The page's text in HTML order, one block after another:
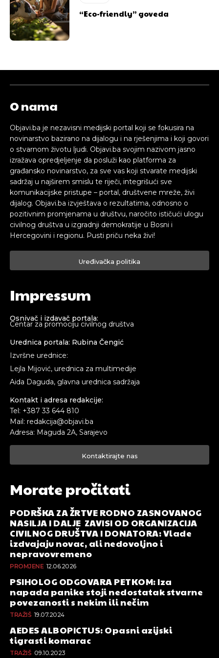
“Eco-friendly” goveda
O nama
Objavi.ba je nezavisni medijski portal koji se fokusira na
novinarstvo bazirano na dijalogu i na rješenjima i koji govori
o stvarnom životu ljudi. Objavi.ba svojim nazivom jasno
izražava opredjeljenje da posluži kao platforma za
građansko novinarstvo, za sve vas koji stvarate medijski
sadržaj u najširem smislu te riječi, integrišući sve
komunikacijske pristupe – portal, društvene mreže, živi
dijalog. Objavi.ba izvještava o rezultatima, odnosno o
pozitivnim promjenama u društvu, naročito ističući ulogu
civilnog društva u izgradnji demokratije u Bosni i
Hercegovini i regionu. Pusti priču neka živi!
Uređivačka politika
Impressum
Osnivač i izdavač portala:
Centar za promociju civilnog društva
Urednica portala: Rubina Čengić
Izvršne urednice:
Lejla Mijović, urednica za multimedije
Aida Daguda, glavna urednica sadržaja
Kontakt i adresa redakcije:
Tel: +387 33 644 810
Mail: redakcija@objavi.ba
Adresa: Maguda 2A, Sarajevo
Kontaktirajte nas
Morate pročitati
PODRŠKA ZA ŽRTVE RODNO ZASNOVANOG
NASILJA I DALJE ZAVISI OD ORGANIZACIJA
CIVILNOG DRUŠTVA I DONATORA: Vlade
izdvajaju novac, ali nedovoljno i
nepravovremeno
PROMJENE 12.06.2026
PSIHOLOG ODGOVARA PETKOM: Iza
napada panike stoji nedostatak stvarne
povezanosti s nekim ili nečim
TRAŽIŠ 19.07.2024
AEDES ALBOPICTUS: Opasni azijski
tigrasti komarac
TRAŽIŠ 09.10.2023